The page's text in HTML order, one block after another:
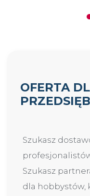
OFERTA
Szukasz
Szukasz
dla hobbystów,